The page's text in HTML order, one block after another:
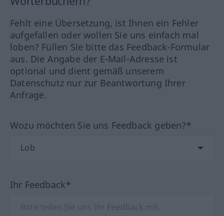
Fehlt eine Übersetzung, ist Ihnen ein Fehler
aufgefallen oder wollen Sie uns einfach mal
loben? Füllen Sie bitte das Feedback-Formular
aus. Die Angabe der E-Mail-Adresse ist
optional und dient gemäß unserem
Datenschutz nur zur Beantwortung Ihrer
Anfrage.
Wozu möchten Sie uns Feedback geben?*
Ihr Feedback*